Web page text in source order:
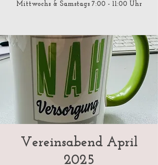
Mittwochs & Samstags 7:00 - 11:00 Uhr
Vereinsabend April
2025